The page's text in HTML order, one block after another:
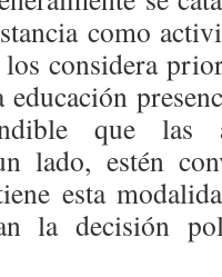
como
considera
que las
lado, estén
esta
la decisión